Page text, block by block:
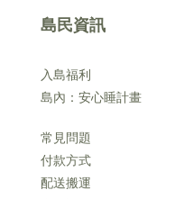
島民資訊
入島福利
島內：安心睡計畫
常見問題
付款方式
配送搬運